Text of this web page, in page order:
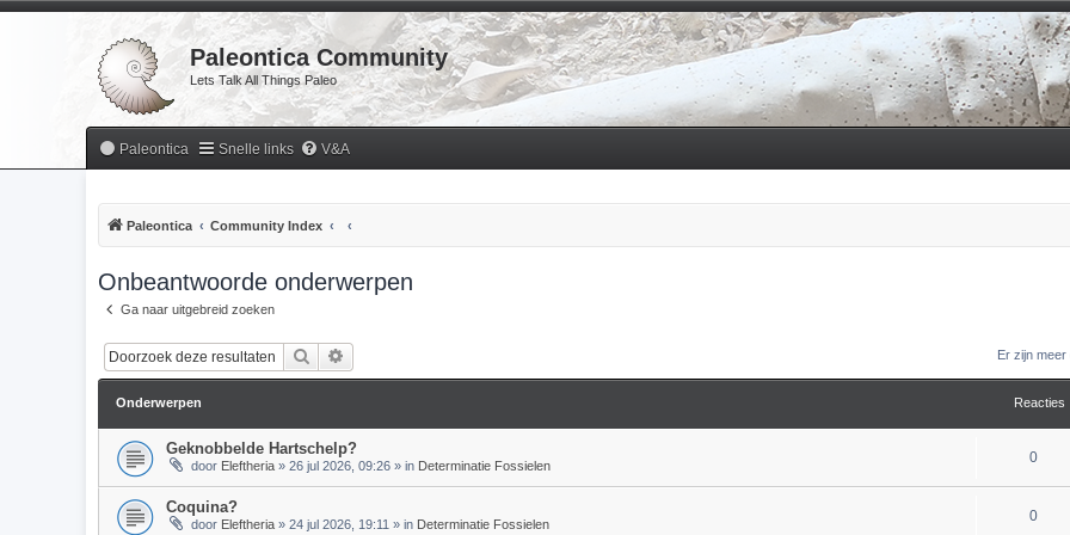
Paleontica Community
Lets Talk All Things Paleo
Paleontica Snelle links V&A
Paleontica Community Index
Onbeantwoorde onderwerpen
Ga naar uitgebreid zoeken
Zoek Er zijn
Onderwerpen Reacties
Geknobbelde Hartschelp?
door Eleftheria » 26 jul 2026, 09:26 » in Determinatie Fossielen 0
Coquina?
door Eleftheria » 24 jul 2026, 19:11 » in Determinatie Fossielen 0